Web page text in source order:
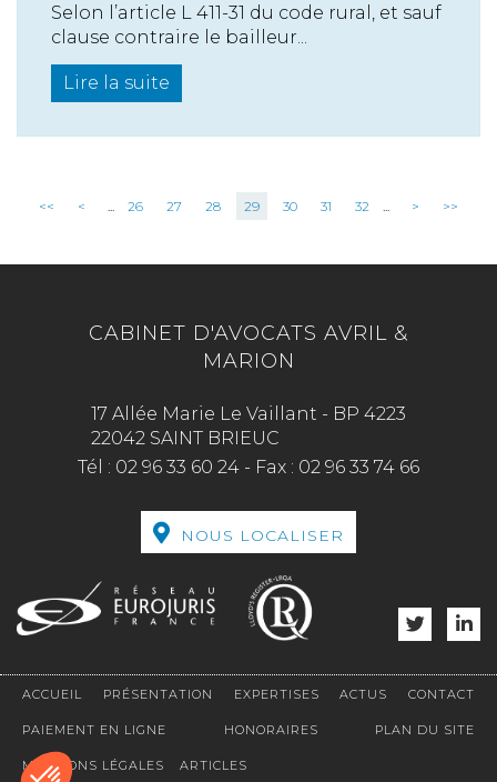
Selon l’article L 411-31 du code rural, et sauf
clause contraire le bailleur...
Lire la suite
<< < 26 27 28 29 30 31 32 > >>
CABINET D'AVOCATS AVRIL &
MARION
17 Allée Marie Le Vaillant - BP 4223
22042 SAINT BRIEUC
Tél : 02 96 33 60 24 - Fax : 02 96 33 74 66
NOUS LOCALISER
ACCUEIL PRÉSENTATION EXPERTISES ACTUS CONTACT
PAIEMENT EN LIGNE HONORAIRES PLAN DU SITE
MENTIONS LÉGALES ARTICLES